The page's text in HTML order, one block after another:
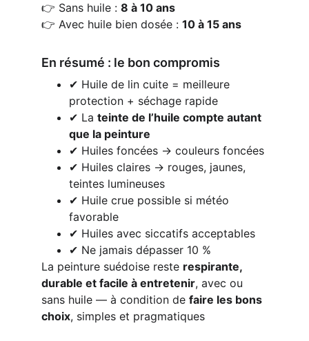
👉 Sans huile : 8 à 10 ans
👉 Avec huile bien dosée : 10 à 15 ans
En résumé : le bon compromis
✔ Huile de lin cuite = meilleure
protection + séchage rapide
✔ La teinte de l’huile compte autant
que la peinture
✔ Huiles foncées → couleurs foncées
✔ Huiles claires → rouges, jaunes,
teintes lumineuses
✔ Huile crue possible si météo
favorable
✔ Huiles avec siccatifs acceptables
✔ Ne jamais dépasser 10 %
La peinture suédoise reste respirante,
durable et facile à entretenir, avec ou
sans huile — à condition de faire les bons
choix, simples et pragmatiques